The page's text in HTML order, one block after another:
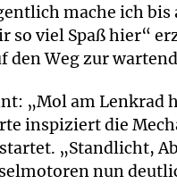
mache ich
so viel Spaß hier“
den Weg zur
„Mol am Lenkrad
inspiziert die
„Standlicht,
nun